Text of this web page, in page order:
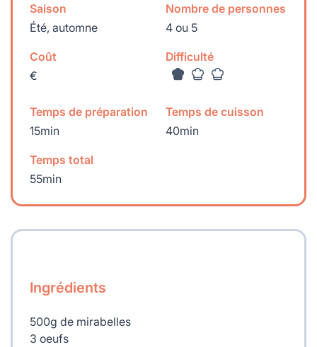
Saison
Été, automne
Nombre de personnes
4 ou 5
Coût
€
Difficulté
Temps de préparation
15min
Temps de cuisson
40min
Temps total
55min
Ingrédients
500g de mirabelles
3 oeufs